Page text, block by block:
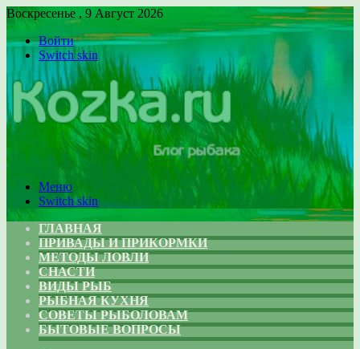
Воскресенье , 9 Август 2026
Войти
Switch skin
Меню
Switch skin
ГЛАВНАЯ
ПРИВАДЫ И ПРИКОРМКИ
МЕТОДЫ ЛОВЛИ
СНАСТИ
ВИДЫ РЫБ
РЫБНАЯ КУХНЯ
СОВЕТЫ РЫБОЛОВАМ
БЫТОВЫЕ ВОПРОСЫ